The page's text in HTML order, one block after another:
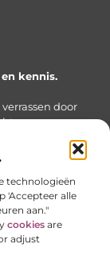
technologieën
'Accepteer alle
aan."
cookies are
adjust
kennis.
door